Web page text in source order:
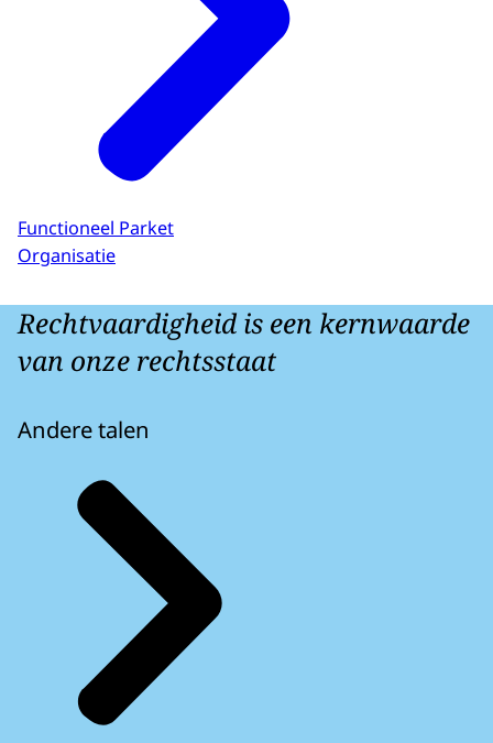
Functioneel Parket
Organisatie
Rechtvaardigheid is een kernwaarde
van onze rechtsstaat
Andere talen